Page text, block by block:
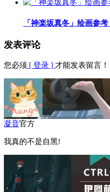
「神楽坂真冬」绘画参
发表评论
您必须 [ 登录 ] 才能发表留言！
凝音官方
我真的不是自黑!